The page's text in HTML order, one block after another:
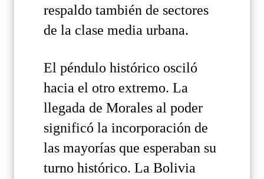
respaldo también de sectores
de la clase media urbana.
El péndulo histórico osciló
hacia el otro extremo. La
llegada de Morales al poder
significó la incorporación de
las mayorías que esperaban su
turno histórico. La Bolivia